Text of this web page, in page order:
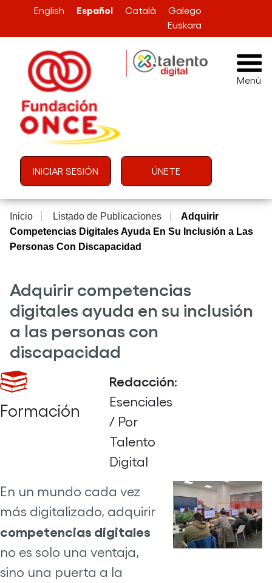
Pasar al contenido principal
English Español Català
Galego
Euskara
Menú
Menú de cuenta de usuario
INICIAR SESIÓN ÚNETE
Inicio Listado de Publicaciones
Adquirir
Competencias Digitales Ayuda En Su Inclusión a Las
Personas Con Discapacidad
Adquirir competencias
digitales ayuda en su inclusión
a las personas con
discapacidad
Formación
Redacción:
Esenciales
/ Por
Talento
Digital
En un mundo cada vez
más digitalizado, adquirir
competencias digitales
no es solo una ventaja,
sino una puerta a la